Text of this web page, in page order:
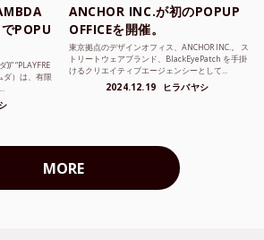
POPU
“PLAYFRE
ダ）は、有限
ANCHOR INC.が初のPOPUP
OFFICEを開催。
東京拠点のデザインオフィス、ANCHOR INC.。 ス
トリートウェアブランド、BlackEyePatch を手掛
けるクリエイティブエージェンシーとして...
2024.12.19 ヒラバヤシ
MORE